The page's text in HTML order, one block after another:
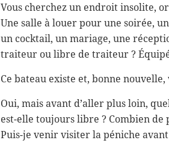
Vous cherchez un endroit insolite,
Une salle à louer pour une soirée,
un cocktail, un mariage, une
traiteur ou libre de traiteur ?
Ce bateau existe et, bonne nouvelle,
Oui, mais avant d’aller plus loin,
est-elle toujours libre ? Combien
Puis-je venir visiter la péniche